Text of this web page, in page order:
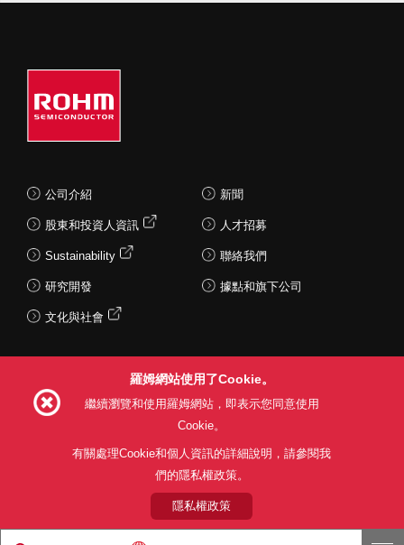
公司介紹
股東和投資人資訊
Sustainability
研究開發
文化與社會
新聞
人才招募
聯絡我們
據點和旗下公司
利用目的 隱私權政策
關於本公司產品銷售之標準條款(PDF)
羅姆網站使用了Cookie。
繼續瀏覽和使用羅姆網站，即表示您同意使用
Cookie。
有關處理Cookie和個人資訊的詳細說明，請參閱我
們的隱私權政策。
隱私權政策